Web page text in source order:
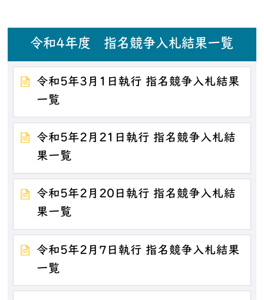
令和4年度 指名競争入札結果一覧
令和5年3月1日執行 指名競争入札結果
一覧
令和5年2月21日執行 指名競争入札結
果一覧
令和5年2月20日執行 指名競争入札結
果一覧
令和5年2月7日執行 指名競争入札結果
一覧